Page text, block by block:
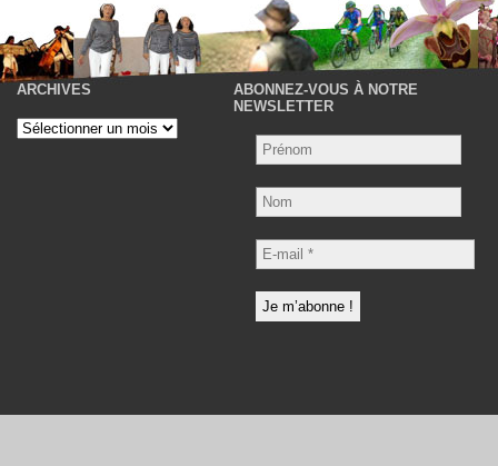
ARCHIVES
Archives
ABONNEZ-VOUS À NOTRE
NEWSLETTER
Nom
E-
mail
*